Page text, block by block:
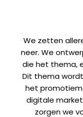
We zetten
neer. We
die het thema,
Dit thema
het
digitale
zorgen we